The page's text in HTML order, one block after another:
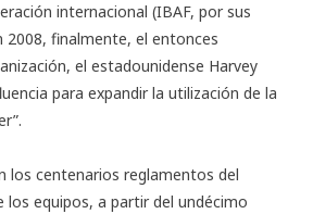
internacional (IBAF, por sus
2008, finalmente, el entonces
el estadounidense Harvey
para expandir la utilización de la
los centenarios reglamentos del
los equipos, a partir del undécimo